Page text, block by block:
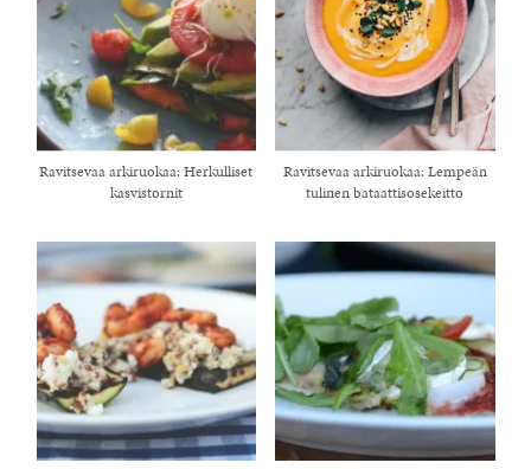
Ravitsevaa arkiruokaa: Herkulliset
kasvistornit
Ravitsevaa arkiruokaa: Lempeän
tulinen bataattisosekeitto